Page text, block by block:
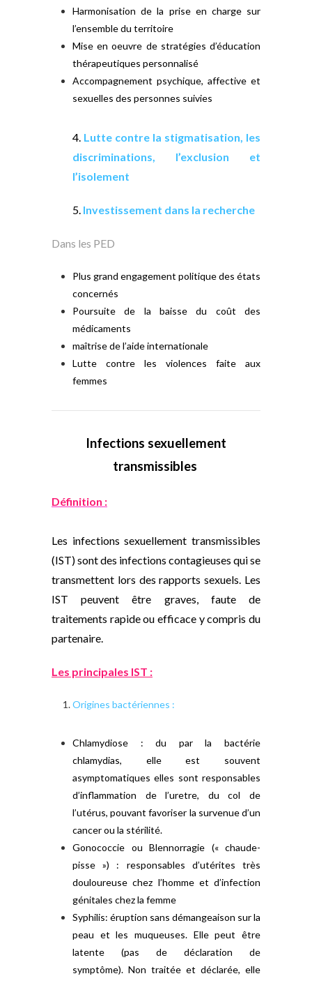
Harmonisation de la prise en charge sur
l’ensemble du territoire
Mise en oeuvre de stratégies d’éducation
thérapeutiques personnalisé
Accompagnement psychique, affective et
sexuelles des personnes suivies
4. Lutte contre la stigmatisation, les
discriminations, l’exclusion et
l’isolement
5. Investissement dans la recherche
Dans les PED
Plus grand engagement politique des états
concernés
Poursuite de la baisse du coût des
médicaments
maîtrise de l’aide internationale
Lutte contre les violences faite aux
femmes
Infections sexuellement
transmissibles
Définition :
Les infections sexuellement transmissibles
(IST) sont des infections contagieuses qui se
transmettent lors des rapports sexuels. Les
IST peuvent être graves, faute de
traitements rapide ou efficace y compris du
partenaire.
Les principales IST :
Origines bactériennes :
Chlamydiose : du par la bactérie
chlamydias, elle est souvent
asymptomatiques elles sont responsables
d’inflammation de l’uretre, du col de
l’utérus, pouvant favoriser la survenue d’un
cancer ou la stérilité.
Gonococcie ou Blennorragie (« chaude-
pisse ») : responsables d’utérites très
douloureuse chez l’homme et d’infection
génitales chez la femme
Syphilis: éruption sans démangeaison sur la
peau et les muqueuses. Elle peut être
latente (pas de déclaration de
symptôme). Non traitée et déclarée, elle